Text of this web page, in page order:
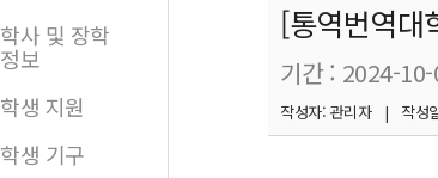
학사 및 장학
정보
학생 지원
학생 기구
[통역번역대
기간 : 2024-
작성자: 관리자 | 작성